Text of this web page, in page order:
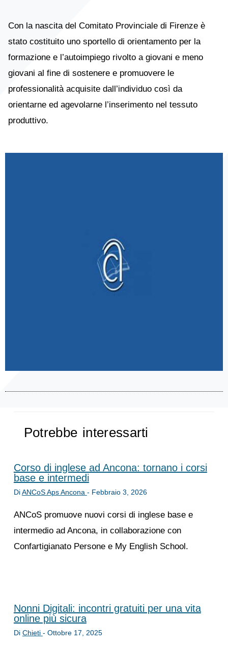
Con la nascita del Comitato Provinciale di Firenze è
stato costituito uno sportello di orientamento per la
formazione e l’autoimpiego rivolto a giovani e meno
giovani al fine di sostenere e promuovere le
professionalità acquisite dall’individuo così da
orientarne ed agevolarne l’inserimento nel tessuto
produttivo.
Potrebbe interessarti
Corso di inglese ad Ancona: tornano i corsi
base e intermedi
DiANCoS Aps Ancona - Febbraio 3, 2026
ANCoS promuove nuovi corsi di inglese base e
intermedio ad Ancona, in collaborazione con
Confartigianato Persone e My English School.
Nonni Digitali: incontri gratuiti per una vita
online più sicura
Di Chieti - Ottobre 17, 2025